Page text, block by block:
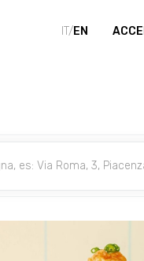
IT/EN